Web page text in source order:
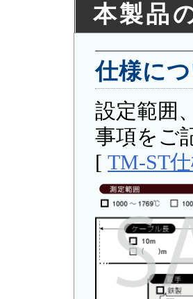
本製品
仕様に
設定範囲
事項をご
[ TM-ST